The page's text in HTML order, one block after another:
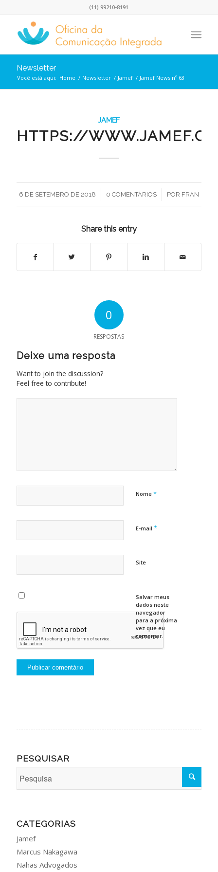
(11) 99210-8191
Newsletter
Você está aqui: Home / Newsletter / Jamef / Jamef News nº 63
JAMEF
HTTPS://
6 DE SETEMBRO DE 2018
/ 0 COMENTÁRIOS
/ POR FRAN
Share this entry
0
RESPOSTAS
Deixe uma resposta
Want to join the discussion?
Feel free to contribute!
Nome *
E-mail *
Site
Salvar meus
dados neste
navegador
para a próxima
vez que eu
comentar.
PESQUISAR
CATEGORIAS
Jamef
Marcus Nakagawa
Nahas Advogados